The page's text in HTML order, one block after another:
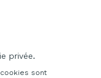
privée.
:
sont